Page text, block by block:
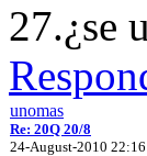
27.¿se
unomas
Re: 20Q 20/8
24-August-2010 22:16